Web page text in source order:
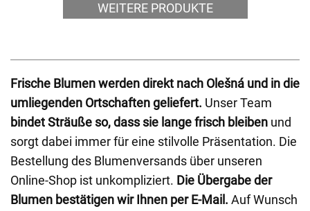
WEITERE PRODUKTE
Frische Blumen werden direkt nach Olešná und in die
umliegenden Ortschaften geliefert. Unser Team
bindet Sträuße so, dass sie lange frisch bleiben und
sorgt dabei immer für eine stilvolle Präsentation. Die
Bestellung des Blumenversands über unseren
Online-Shop ist unkompliziert. Die Übergabe der
Blumen bestätigen wir Ihnen per E-Mail. Auf Wunsch